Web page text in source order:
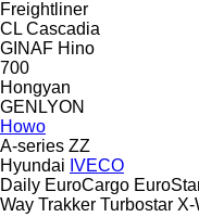
Freightliner
CL Cascadia
GINAF Hino
700
Hongyan
GENLYON
Howo
A-series ZZ
Hyundai IVECO
Daily EuroCargo
Way Trakker Turbostar X-